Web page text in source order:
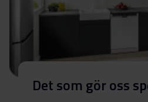
Det som gör oss